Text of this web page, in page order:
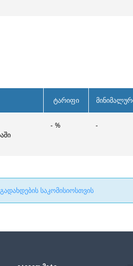
ტარიფი
- % -
საკომისიოსთვის